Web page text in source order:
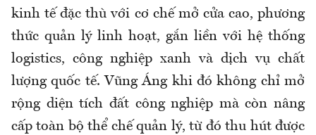
kinh tế đặc thù với cơ chế mở cửa cao, phương
thức quản lý linh hoạt, gắn liền với hệ thống
logistics, công nghiệp xanh và dịch vụ chất
lượng quốc tế. Vũng Áng khi đó không chỉ mở
rộng diện tích đất công nghiệp mà còn nâng
cấp toàn bộ thể chế quản lý, từ đó thu hút được